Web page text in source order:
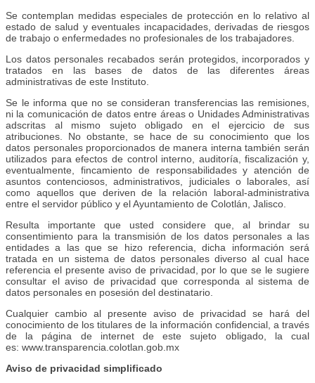
Se contemplan medidas especiales de protección en lo relativo al
estado de salud y eventuales incapacidades, derivadas de riesgos
de trabajo o enfermedades no profesionales de los trabajadores.
Los datos personales recabados serán protegidos, incorporados y
tratados en las bases de datos de las diferentes áreas
administrativas de este Instituto.
Se le informa que no se consideran transferencias las remisiones,
ni la comunicación de datos entre áreas o Unidades Administrativas
adscritas al mismo sujeto obligado en el ejercicio de sus
atribuciones. No obstante, se hace de su conocimiento que los
datos personales proporcionados de manera interna también serán
utilizados para efectos de control interno, auditoría, fiscalización y,
eventualmente, fincamiento de responsabilidades y atención de
asuntos contenciosos, administrativos, judiciales o laborales, así
como aquellos que deriven de la relación laboral-administrativa
entre el servidor público y el Ayuntamiento de Colotlán, Jalisco.
Resulta importante que usted considere que, al brindar su
consentimiento para la transmisión de los datos personales a las
entidades a las que se hizo referencia, dicha información será
tratada en un sistema de datos personales diverso al cual hace
referencia el presente aviso de privacidad, por lo que se le sugiere
consultar el aviso de privacidad que corresponda al sistema de
datos personales en posesión del destinatario.
Cualquier cambio al presente aviso de privacidad se hará del
conocimiento de los titulares de la información confidencial, a través
de la página de internet de este sujeto obligado, la cual
es: www.transparencia.colotlan.gob.mx
Aviso de privacidad simplificado